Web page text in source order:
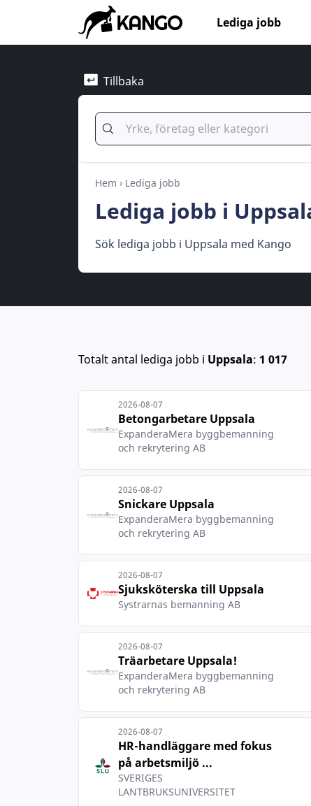
Lediga jobb
Tillbaka
Hem › Lediga jobb
Lediga jobb i
Sök lediga jobb i Uppsala med Kango
Totalt antal lediga jobb i Uppsala: 1 017
2026-08-07
Betongarbetare Uppsala
ExpanderaMera byggbemanning
och rekrytering AB
2026-08-07
Snickare Uppsala
ExpanderaMera byggbemanning
och rekrytering AB
2026-08-07
Sjuksköterska till Uppsala
Systrarnas bemanning AB
2026-08-07
Träarbetare Uppsala!
ExpanderaMera byggbemanning
och rekrytering AB
2026-08-07
HR-handläggare med fokus
på arbetsmiljö ...
SVERIGES
LANTBRUKSUNIVERSITET